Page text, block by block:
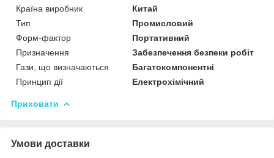
Країна виробник
Китай
Тип
Промисловий
Форм-фактор
Портативний
Призначення
Забезпечення безпеки робіт
Гази, що визначаються
Багатокомпонентні
Принцип дії
Електрохімічний
Приховати
Умови доставки